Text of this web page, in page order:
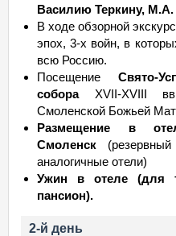
Василию Теркину, М.А.
В ходе обзорной
эпох, 3-х войн, в
всю Россию.
Посещение Свято-
собораXVII-XVIII
Смоленской Божьей
Размещение в
Смоленск
аналогичные отели)
Ужин в отеле (для
пансион).
2-й день